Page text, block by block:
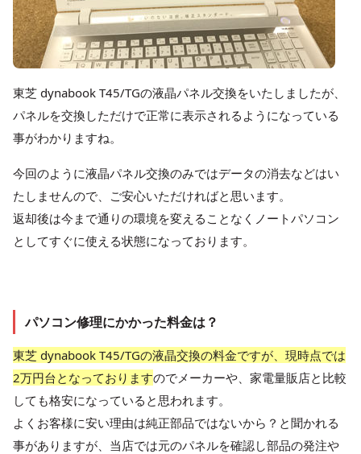
東芝 dynabook T45/TGの液晶パネル交換をいたしましたが、
パネルを交換しただけで正常に表示されるようになっている
事がわかりますね。
今回のように液晶パネル交換のみではデータの消去などはい
たしませんので、ご安心いただければと思います。
返却後は今まで通りの環境を変えることなくノートパソコン
としてすぐに使える状態になっております。
パソコン修理にかかった料金は？
東芝 dynabook T45/TGの液晶交換の料金ですが、現時点では
2万円台となっておりますのでメーカーや、家電量販店と比較
しても格安になっていると思われます。
よくお客様に安い理由は純正部品ではないから？と聞かれる
事がありますが、当店では元のパネルを確認し部品の発注や